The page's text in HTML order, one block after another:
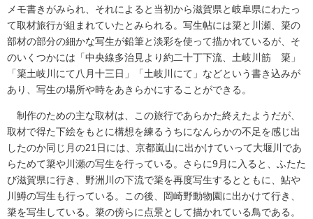
メモ書きがみられ、それによると当初から滋賀県と岐阜県にわたっ
て取材旅行が組まれていたとみられる。写生帖には簗と川瀬、簗の
部材の部分の細かな写生が鉛筆と淡彩を使って描かれているが、そ
のいくつかには「中央線多治見より約二十丁下流、土岐川筋 簗」
「簗土岐川にて八月十三日」「土岐川にて」などという書き込みが
あり、写生の場所や時をあきらかにすることができる。
制作のための主な取材は、この旅行であらかた終えたようだが、
取材で得た下絵をもとに構想を練るうちになんらかの不足を感じ出
したのか同じ月の21日には、京都嵐山に出かけていって大堰川であ
らためて簗や川瀬の写生を行っている。さらに9月に入ると、ふたた
び滋賀県に行き、野洲川の下流で簗を再度写生するとともに、鮎や
川鱒の写生も行っている。この後、岡崎野動物園に出かけて行き、
簗を写生している。簗の傍らに点景として描かれている鳥である。